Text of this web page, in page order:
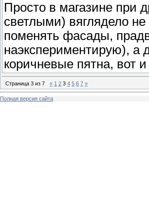
Просто в магазине при
светлыми) вяглядело
поменять фасады,
наэкспериментирую), а
коричневые пятна, вот
Страница 3 из 7 « 1 2 3 4 5 6 7 »
Полная версия сайта